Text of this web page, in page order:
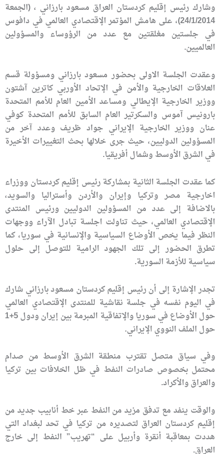
وشارك رئيس إقليم كردستان العراق مسعود بارزاني ، (الجمعة
24/1/2014)، على هامش المؤتمر الإقتصادي العالمي في دافوس
في جلستين مغلقتين مع عدد من الرؤوساء والمسؤولين
العالميين.
وعقدت الجلسة الاولى بحضور مسعود بارزاني ومسؤولة قسم
العلاقات الخارجية والأمن في الإتحاد الأوربي كاترين آشتون
ووزير الخارجية الإيطالي ومساعد الأمين العام للأمم المتحدة
بارونيس آموس والسكرتير العام السابق للأمم المتحدة كوفي
عنان ووزير الخارجية الإيراني جواد ظريف وعدد آخر من
المسؤولين الدوليين، حيث جرى خلالها بحث التغييرات الأخيرة
في الشرق الأوسط وشمال أفريقيا.
كما عقدت الجلسة الثانية بمشاركة رئيس إقليم كردستان ووزراء
اخارجية مصر وتركيا وإيران والأردن وأستراليا والسويد،
بالاضافة إلى عدد من المسؤولين الدوليين ورئيس المنتدى
الإقتصادي العالمي، حيث تناولت اجلسة تبادل الآراء ووجهات
النظر فيما يخص الأوضاع السياسية والإنسانية في سوريا، كما
تطرق الحضور إلى تلك الجهود الرامية للتوصل إلى حلول
سياسية للأزمة السورية.
تجدر الإشارة إلى أن رئيس إقليم كردستان مسعود بارزاني شارك
في اليوم نفسه في جلسة نقاشية للمنتدى الإقتصادي العالمي
حول الأوضاع في سوريا والإتفاقية المبرمة بين إيران ودول 5+1
حول الملف النووي الإيراني.
وفي سياق متصل تقترب منطقة الشرق الأوسط من صدام
محتمل بخصوص صادرات النفط في ظل الخلافات بين تركيا
والعراق والأكراد.
والوقت ينفد مع تدفق مزيد من النفط عبر خط أنابيب جديد من
إقليم كردستان العراق لتصديره من تركيا في تحد لبغداد التي
هددت بمعاقبة أنقرة وأربيل على “تهريب” النفط إلى خارج
العراق.